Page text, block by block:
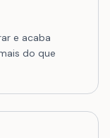
e acaba
do que